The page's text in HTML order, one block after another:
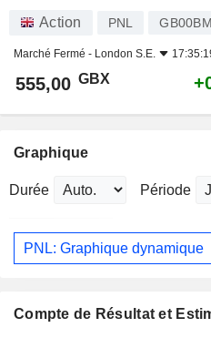
Action PNL
Marché Fermé - London S.E.
555,00 GBX
Graphique
Durée Période
PNL: Graphique dynamique
Compte de Résultat et